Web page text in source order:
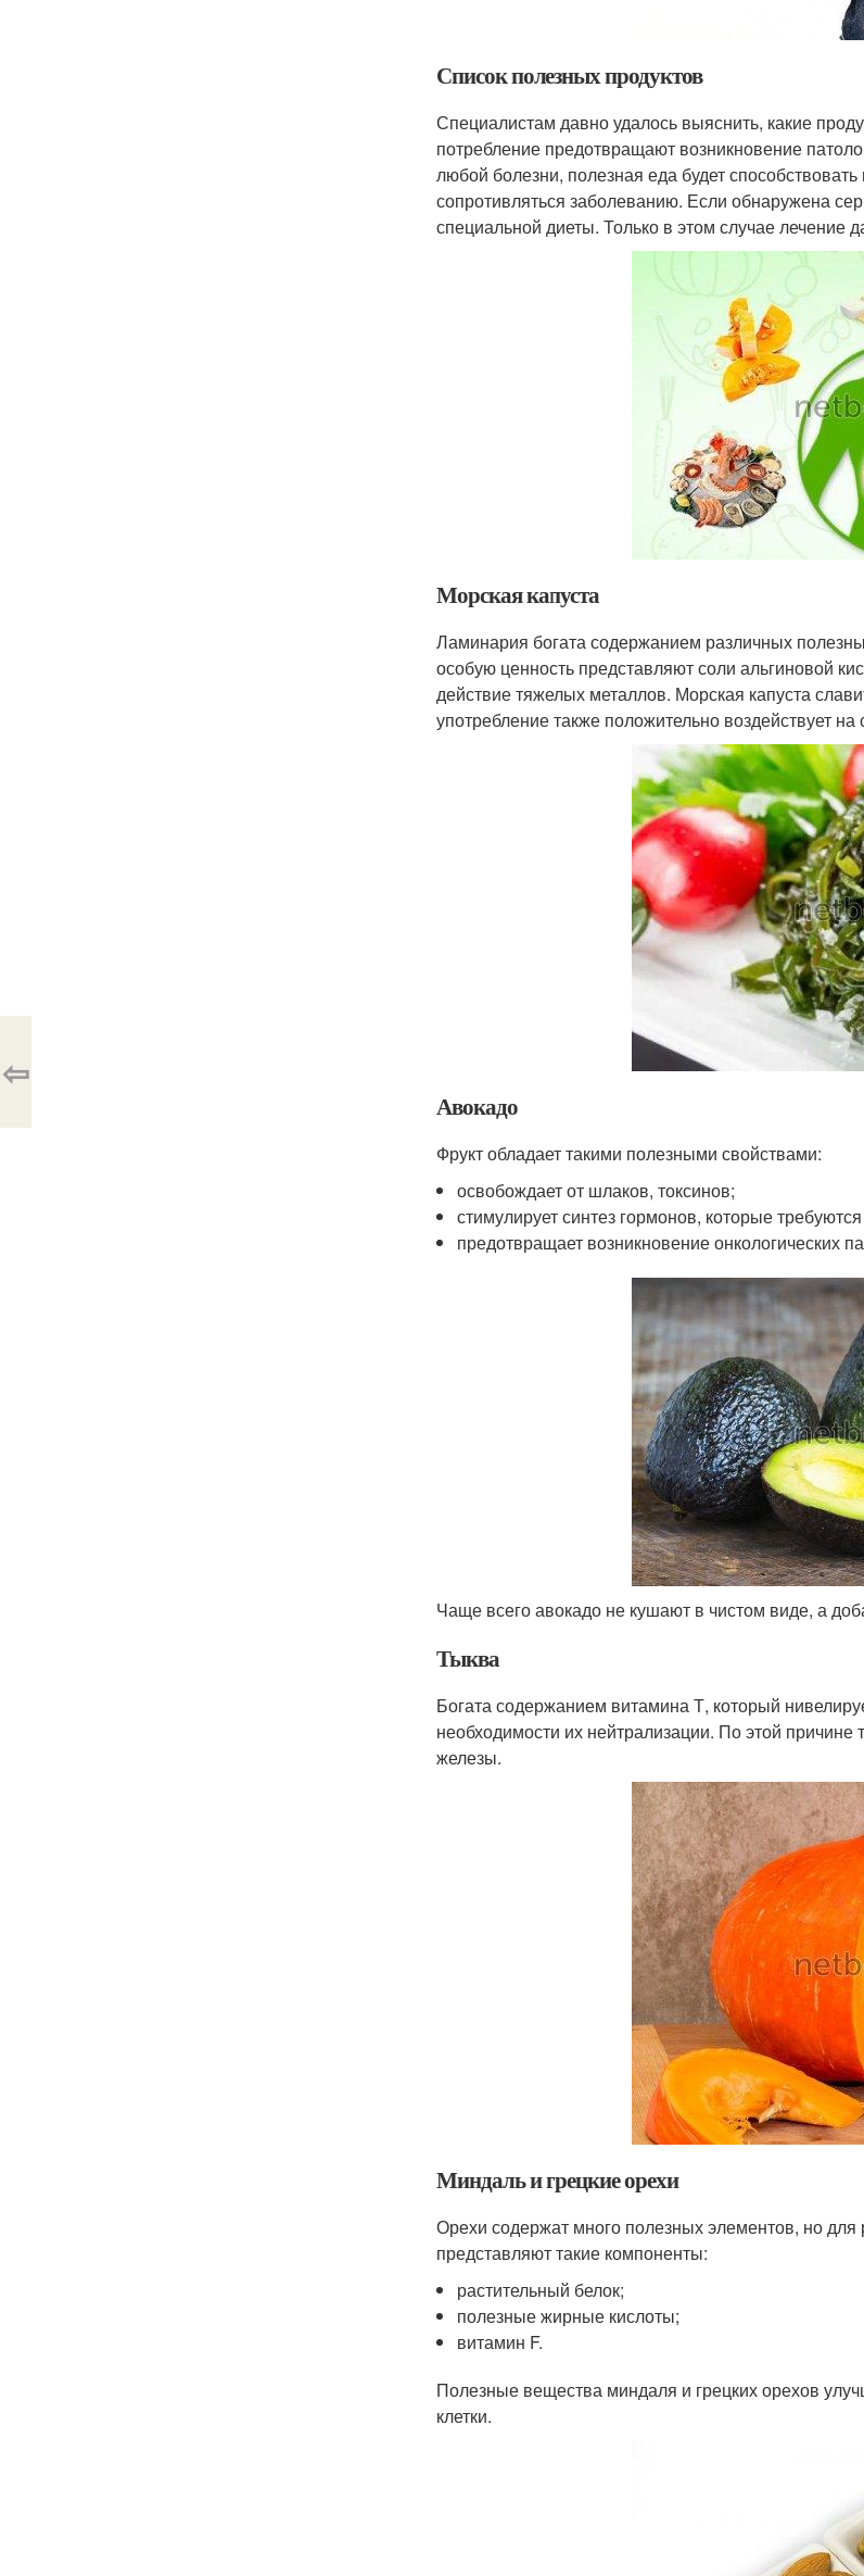
Список полезных продуктов
Специалистам давно удалось выяснить, какие
потребление предотвращают возникновение
любой болезни, полезная еда будет
сопротивляться заболеванию. Если обнаружена
специальной диеты. Только в этом случае лечение
Морская капуста
Ламинария богата содержанием различных
особую ценность представляют соли альгиновой
действие тяжелых металлов. Морская капуста
употребление также положительно воздействует
Авокадо
Фрукт обладает такими полезными свойствами:
освобождает от шлаков, токсинов;
стимулирует синтез гормонов, которые
предотвращает возникновение онкологических
Чаще всего авокадо не кушают в чистом виде, а
Тыква
Богата содержанием витамина Т, который
необходимости их нейтрализации. По этой
железы.
Миндаль и грецкие орехи
Орехи содержат много полезных элементов, но
представляют такие компоненты:
растительный белок;
полезные жирные кислоты;
витамин F.
Полезные вещества миндаля и грецких орехов
клетки.
⇦